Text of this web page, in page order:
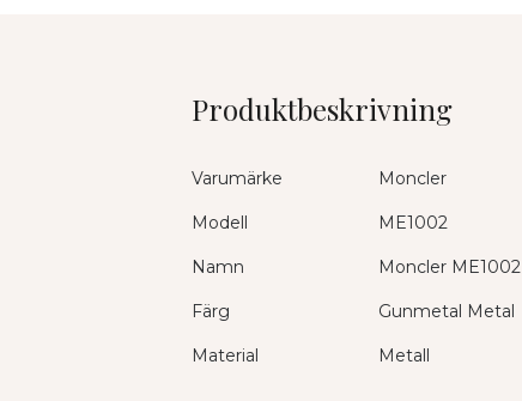
Produktbeskrivning
Varumärke Moncler
Modell ME1002
Namn Moncler ME1002
Färg Gunmetal Metal
Material Metall